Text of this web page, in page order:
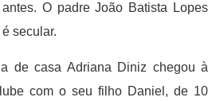
O padre João Batista Lopes
secular.
de casa Adriana Diniz chegou à
com o seu filho Daniel, de 10